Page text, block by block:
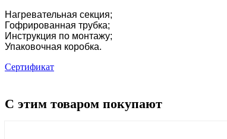
Нагревательная секция;
Гофрированная трубка;
Инструкция по монтажу;
Упаковочная коробка.
Сертификат
С этим товаром покупают